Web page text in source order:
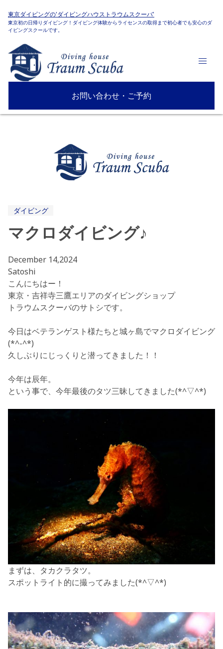
東京ダイビングの'ダイビングハウストラウムスクーバ'
東京初の日帰りダイビング！ダイビング体験からライセンスの取得まで初心者でも安心のダ
イビングスクールです。
お問い合わせ・ご予約
ダイビング
マクロダイビング♪
December 14,2024
Satoshi
こんにちはー！
東京・吉祥寺三鷹エリアのダイビングショップ
トラウムスクーバのサトシです。
今日はベテランゲスト様たちと城ヶ島でマクロダイビング
(*^-^*)
久しぶりにじっくりと潜ってきました！！
今年は辰年。
という事で、今年最後のタツ三昧してきました(*^▽^*)
まずは、タカクラタツ。
スポットライト的に撮ってみました(*^▽^*)